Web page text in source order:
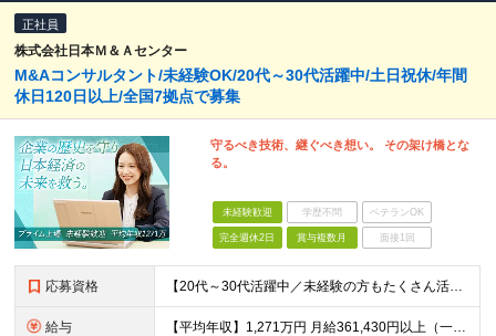
正社員
株式会社日本Ｍ＆Ａセンター
M&Aコンサルタント/未経験OK/20代～30代活躍中/土日祝休/年間
休日120日以上/全国7拠点で募集
守るべき技術、継ぐべき想い。 その架け橋とな
る。
未経験歓迎 学歴不問 ベテランOK
完全週休2日 賞与複数月 面接1回
応募資格 【20代～30代活躍中／未経験の方もたくさん活躍中！】 ■大卒以上 ■2年以上の営業経験（法人個人不問） 機械商社などの専門商社、メーカー、保険などの金融機関出身者が多数活躍中！
給与 【平均年収】1,271万円 月給361,430円以上（一律手当含む）＋インセンティブ ※給与は前職の給与水準、職務経験等を考慮して決定いたします。 ※上記は固定残業代（月50時間分／116,000円